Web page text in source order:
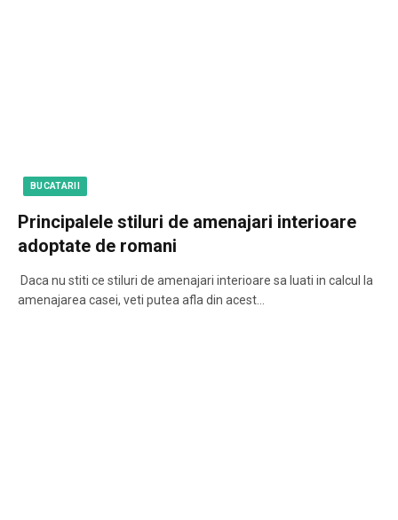
BUCATARII
Principalele stiluri de amenajari interioare
adoptate de romani
Daca nu stiti ce stiluri de amenajari interioare sa luati in calcul la
amenajarea casei, veti putea afla din acest…